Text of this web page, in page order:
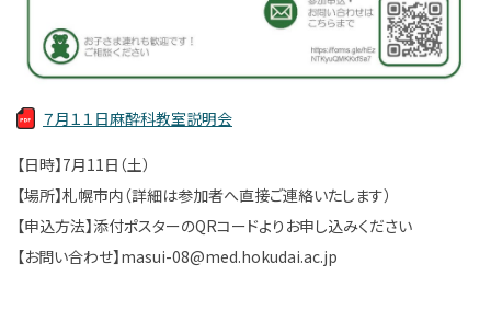
７月１１日麻酔科教室説明会
【日時】7月11日（土）
【場所】札幌市内（詳細は参加者へ直接ご連絡いたします）
【申込方法】添付ポスターのQRコードよりお申し込みください
【お問い合わせ】masui-08@med.hokudai.ac.jp